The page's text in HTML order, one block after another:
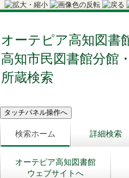
オーテピア高知図書
高知市民図書館分館
所蔵検索
検索ホーム 詳細検索
オーテピア高知図書館
ウェブサイトへ